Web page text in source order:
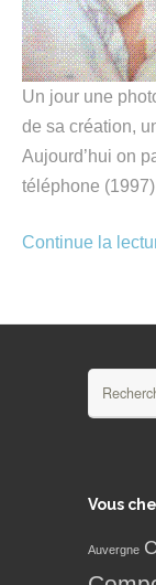
Un jour une
de sa création,
Aujourd’hui on
téléphone (1997)
Continue la
Vous
Auvergne